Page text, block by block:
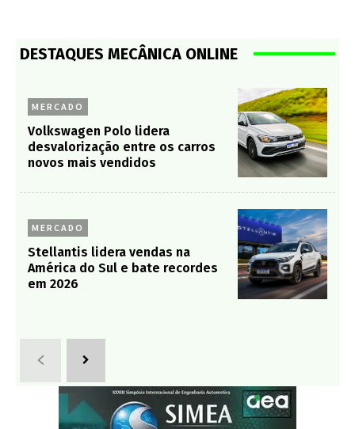
DESTAQUES MECÂNICA ONLINE
MERCADO
Volkswagen Polo lidera
desvalorização entre os carros
novos mais vendidos
MERCADO
Stellantis lidera vendas na
América do Sul e bate recordes
em 2026